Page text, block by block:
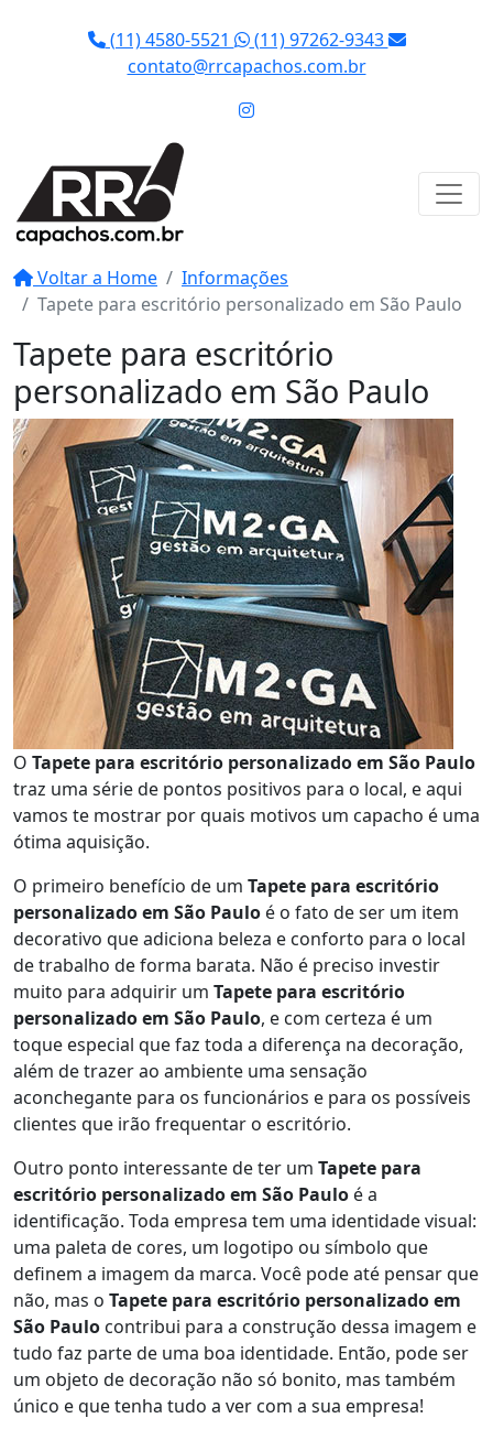
(11) 4580-5521
(11) 97262-9343
contato@rrcapachos.com.br
Voltar a Home
Informações
Tapete para escritório personalizado em São Paulo
Tapete para escritório
personalizado em São Paulo
O Tapete para escritório personalizado em São Paulo
traz uma série de pontos positivos para o local, e aqui
vamos te mostrar por quais motivos um capacho é uma
ótima aquisição.
O primeiro benefício de um Tapete para escritório
personalizado em São Paulo é o fato de ser um item
decorativo que adiciona beleza e conforto para o local
de trabalho de forma barata. Não é preciso investir
muito para adquirir um Tapete para escritório
personalizado em São Paulo, e com certeza é um
toque especial que faz toda a diferença na decoração,
além de trazer ao ambiente uma sensação
aconchegante para os funcionários e para os possíveis
clientes que irão frequentar o escritório.
Outro ponto interessante de ter um Tapete para
escritório personalizado em São Paulo é a
identificação. Toda empresa tem uma identidade visual:
uma paleta de cores, um logotipo ou símbolo que
definem a imagem da marca. Você pode até pensar que
não, mas o Tapete para escritório personalizado em
São Paulo contribui para a construção dessa imagem e
tudo faz parte de uma boa identidade. Então, pode ser
um objeto de decoração não só bonito, mas também
único e que tenha tudo a ver com a sua empresa!